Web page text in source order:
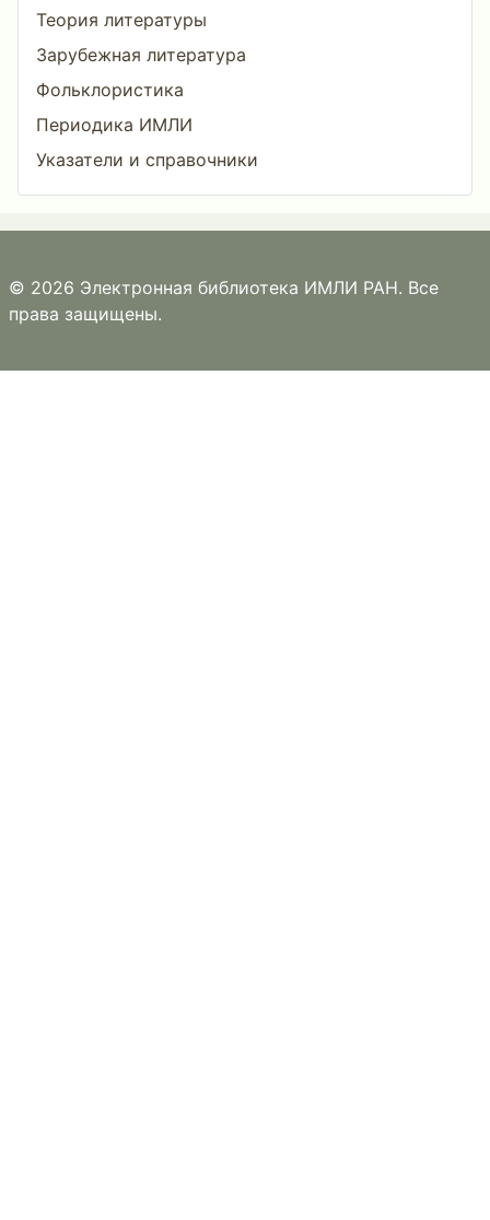
Теория литературы
Зарубежная литература
Фольклористика
Периодика ИМЛИ
Указатели и справочники
© 2026 Электронная библиотека ИМЛИ РАН. Все
права защищены.